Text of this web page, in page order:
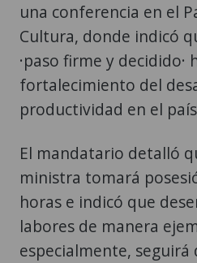
una conferencia en el
Cultura, donde indicó
·paso firme y decidido·
fortalecimiento del
productividad en el
El mandatario detalló
ministra tomará
horas e indicó que
labores de manera
especialmente,